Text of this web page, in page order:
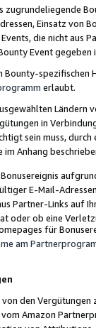
Einsatz von
die nicht
Event
spezifischen
erlaubt.
Ländern
in
sein muss,
Anhang
E-Mail-
Partner-Links auf
oder ob eine
für
am
den
Amazon